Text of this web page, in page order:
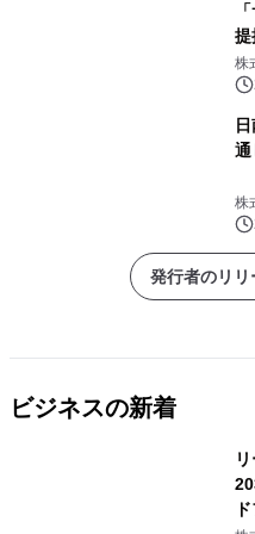
提
株
通
株
発行者のリリ
ビジネスの新着